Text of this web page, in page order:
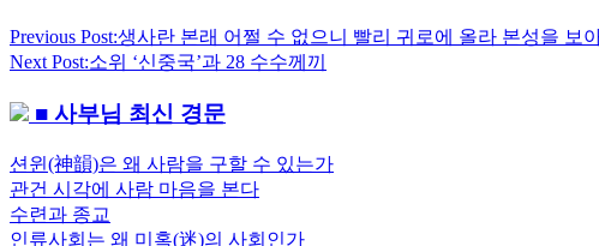
Previous Post:생사란 본래 어쩔 수 없으니 빨리 귀로에 올라 본성을 보
Next Post:소위 ‘신중국’과 28 수수께끼
■ 사부님 최신 경문
션윈(神韻)은 왜 사람을 구할 수 있는가
관건 시각에 사람 마음을 본다
수련과 종교
인류사회는 왜 미혹(迷)의 사회인가